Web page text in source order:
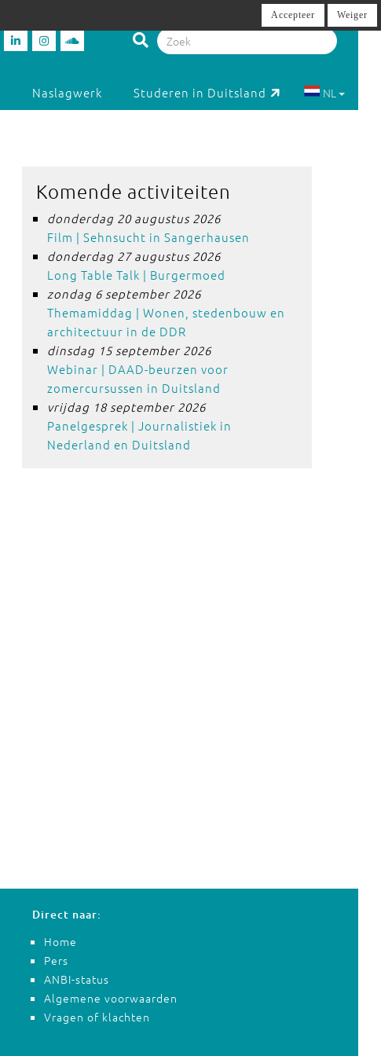
Naslagwerk Studeren in Duitsland NL
Komende activiteiten
donderdag 20 augustus 2026
Film | Sehnsucht in Sangerhausen
donderdag 27 augustus 2026
Long Table Talk | Burgermoed
zondag 6 september 2026
Themamiddag | Wonen, stedenbouw en
architectuur in de DDR
dinsdag 15 september 2026
Webinar | DAAD-beurzen voor
zomercursussen in Duitsland
vrijdag 18 september 2026
Panelgesprek | Journalistiek in
Nederland en Duitsland
Direct naar:
Home
Pers
ANBI-status
Algemene voorwaarden
Vragen of klachten
Accepteer Weiger